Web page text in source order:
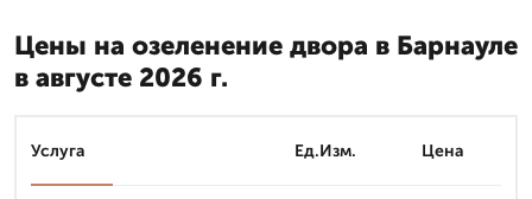
Цены на озеленение двора в Барнауле
в августе 2026 г.
Услуга Ед.Изм. Цена